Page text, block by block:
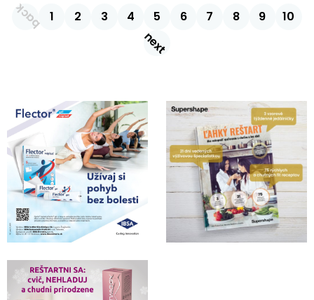
back 1 2 3 4 5 6 7 8 9 10
next